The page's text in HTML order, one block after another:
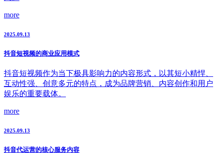
more
2025.09.13
抖音短视频的商业应用模式
抖音短视频作为当下极具影响力的内容形式，以其短小精悍、
互动性强、创意多元的特点，成为品牌营销、内容创作和用户
娱乐的重要载体。
more
2025.09.13
抖音代运营的核心服务内容